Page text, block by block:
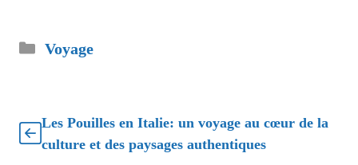
Catégories
Voyage
Les Pouilles en Italie: un voyage au cœur de la
culture et des paysages authentiques